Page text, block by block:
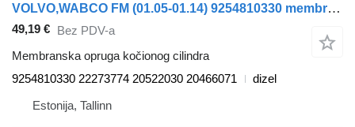
VOLVO,WABCO FM (01.05-01.14) 9254810330 membranska opruga kočionog cilindra za Volvo FM7-FM12, FM, FMX (1998-2014) tegljača
49,19 € Bez PDV-a
Membranska opruga kočionog cilindra
9254810330 22273774 20522030 20466071
dizel
Estonija, Tallinn